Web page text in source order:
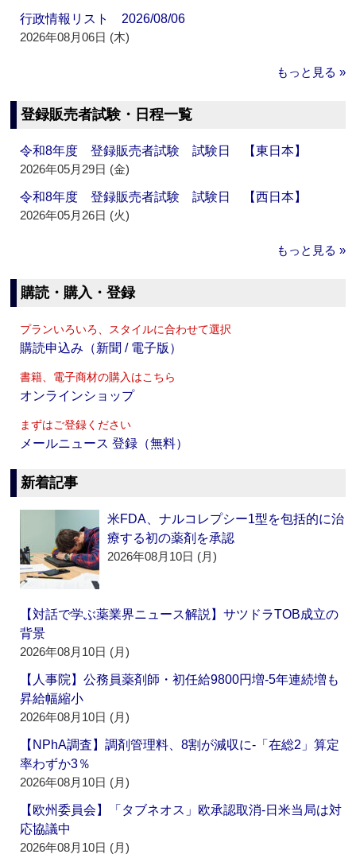
行政情報リスト 2026/08/06
2026年08月06日 (木)
もっと見る »
登録販売者試験・日程一覧
令和8年度 登録販売者試験 試験日 【東日本】
2026年05月29日 (金)
令和8年度 登録販売者試験 試験日 【西日本】
2026年05月26日 (火)
もっと見る »
購読・購入・登録
プランいろいろ、スタイルに合わせて選択
購読申込み（新聞 / 電子版）
書籍、電子商材の購入はこちら
オンラインショップ
まずはご登録ください
メールニュース 登録（無料）
新着記事
米FDA、ナルコレプシー1型を包括的に治
療する初の薬剤を承認
2026年08月10日 (月)
【対話で学ぶ薬業界ニュース解説】サツドラTOB成立の
背景
2026年08月10日 (月)
【人事院】公務員薬剤師・初任給9800円増‐5年連続増も
昇給幅縮小
2026年08月10日 (月)
【NPhA調査】調剤管理料、8割が減収に‐「在総2」算定
率わずか3％
2026年08月10日 (月)
【欧州委員会】「タブネオス」欧承認取消‐日米当局は対
応協議中
2026年08月10日 (月)